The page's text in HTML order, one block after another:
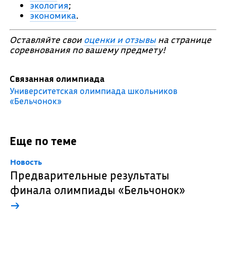
экология;
экономика.
Оставляйте своиоценки и отзывына странице
соревнования по вашему предмету!
Связанная олимпиада
Университетская олимпиада школьников
«Бельчонок»
Еще по теме
Новость
Предварительные результаты
финала олимпиады «Бельчонок»
→